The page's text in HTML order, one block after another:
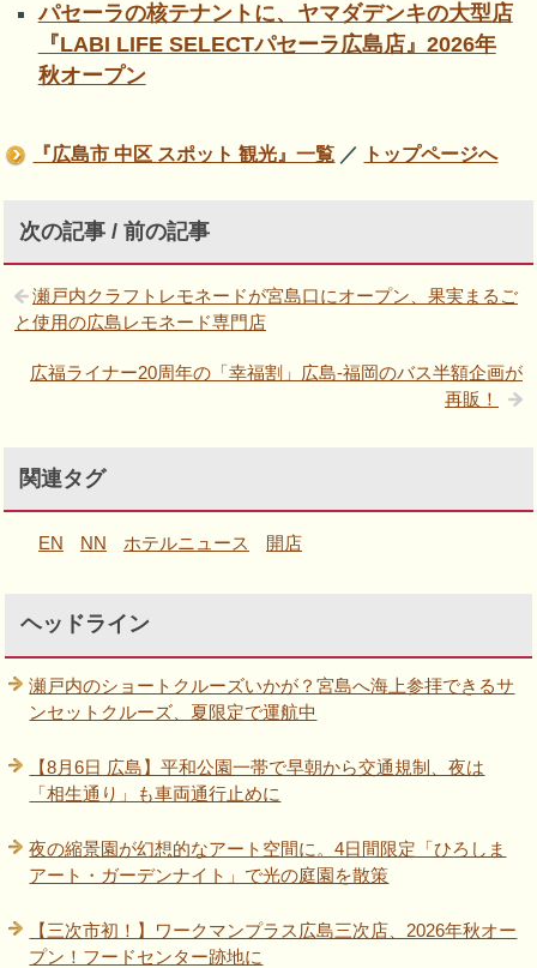
パセーラの核テナントに、ヤマダデンキの大型店
『LABI LIFE SELECTパセーラ広島店』2026年
秋オープン
『広島市 中区 スポット 観光』一覧 ／ トップページへ
次の記事 / 前の記事
瀬戸内クラフトレモネードが宮島口にオープン、果実まるご
と使用の広島レモネード専門店
広福ライナー20周年の「幸福割」広島-福岡のバス半額企画が
再販！
関連タグ
EN NN ホテルニュース 開店
ヘッドライン
瀬戸内のショートクルーズいかが？宮島へ海上参拝できるサ
ンセットクルーズ、夏限定で運航中
【8月6日 広島】平和公園一帯で早朝から交通規制、夜は
「相生通り」も車両通行止めに
夜の縮景園が幻想的なアート空間に。4日間限定「ひろしま
アート・ガーデンナイト」で光の庭園を散策
【三次市初！】ワークマンプラス広島三次店、2026年秋オー
プン！フードセンター跡地に